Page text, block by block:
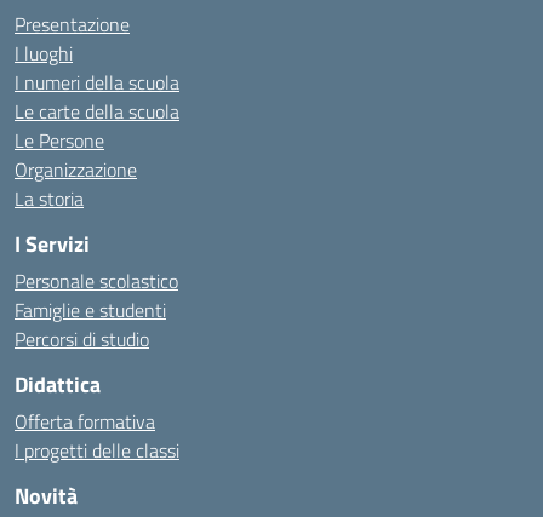
Presentazione
I luoghi
I numeri della scuola
Le carte della scuola
Le Persone
Organizzazione
La storia
I Servizi
Personale scolastico
Famiglie e studenti
Percorsi di studio
Didattica
Offerta formativa
I progetti delle classi
Novità